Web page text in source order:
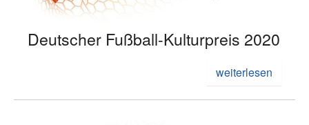
Deutscher Fußball-Kulturpreis 2020
weiterlesen